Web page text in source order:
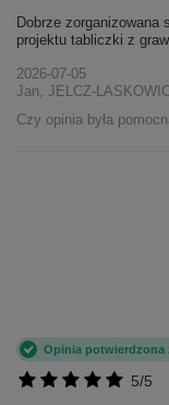
Dobrze zorganizowana
projektu tabliczki z
2026-07-05
Jan, JELCZ-
Czy opinia była
5/5
Opinia potwierdzona